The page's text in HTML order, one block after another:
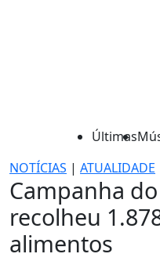
Últimas
NOTÍCIAS | ATUALIDADE
Campanha
recolheu
alimentos